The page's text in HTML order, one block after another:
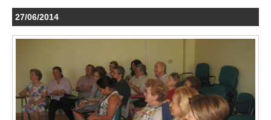
27/06/2014